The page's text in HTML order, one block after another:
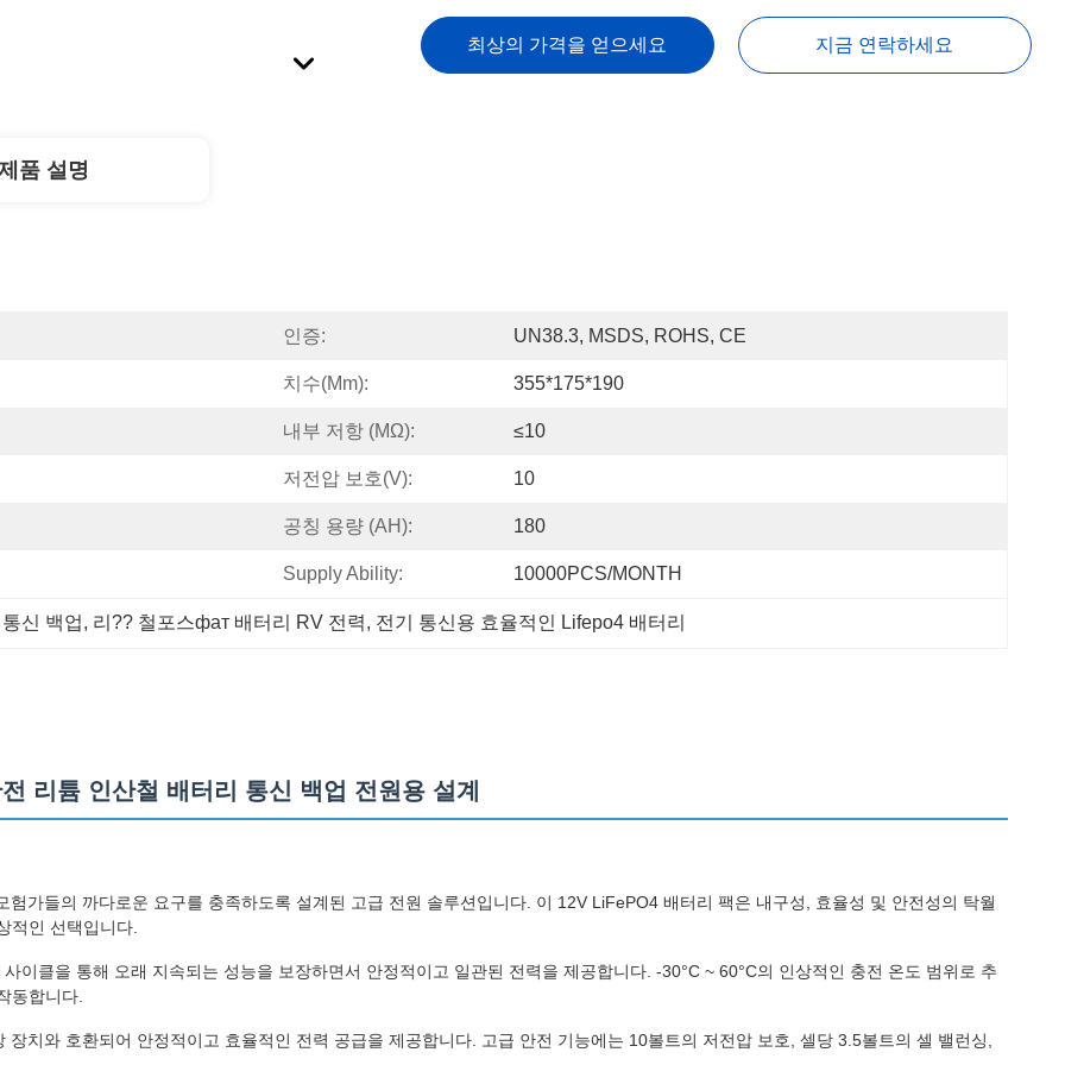
최상의 가격을 얻으세요 지금 연락하세요
품 설명
인증: UN38.3, MSDS, ROHS, CE
치수(mm): 355*175*190
내부 저항 (MΩ): ≤10
저전압 보호(V): 10
공칭 용량 (AH): 180
Supply Ability: 10000PCS/MONTH
신 백업, 리?? 철포스фат 배터리 RV 전력, 전기 통신용 효율적인 Lifepo4 배터리
리튬 인산철 배터리 통신 백업 전원용 설계
가들의 까다로운 요구를 충족하도록 설계된 고급 전원 솔루션입니다. 이 12V LiFePO4 배터리 팩은 내구성, 효율성 및 안전성의 탁월
적인 선택입니다.
이클을 통해 오래 지속되는 성능을 보장하면서 안정적이고 일관된 전력을 제공합니다. -30°C ~ 60°C의 인상적인 충전 온도 범위로 추
동합니다.
치와 호환되어 안정적이고 효율적인 전력 공급을 제공합니다. 고급 안전 기능에는 10볼트의 저전압 보호, 셀당 3.5볼트의 셀 밸런싱,